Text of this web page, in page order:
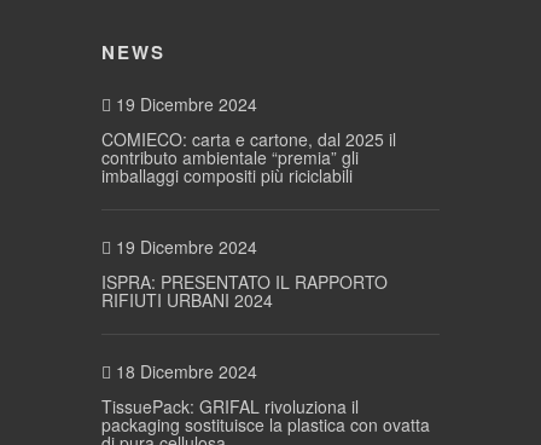
NEWS
19 Dicembre 2024
COMIECO: carta e cartone, dal 2025 il
contributo ambientale “premia” gli
imballaggi compositi più riciclabili
19 Dicembre 2024
ISPRA: PRESENTATO IL RAPPORTO
RIFIUTI URBANI 2024
18 Dicembre 2024
TissuePack: GRIFAL rivoluziona il
packaging sostituisce la plastica con ovatta